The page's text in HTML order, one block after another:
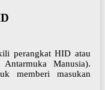
perangkat HID atau
Manusia).
memberi masukan